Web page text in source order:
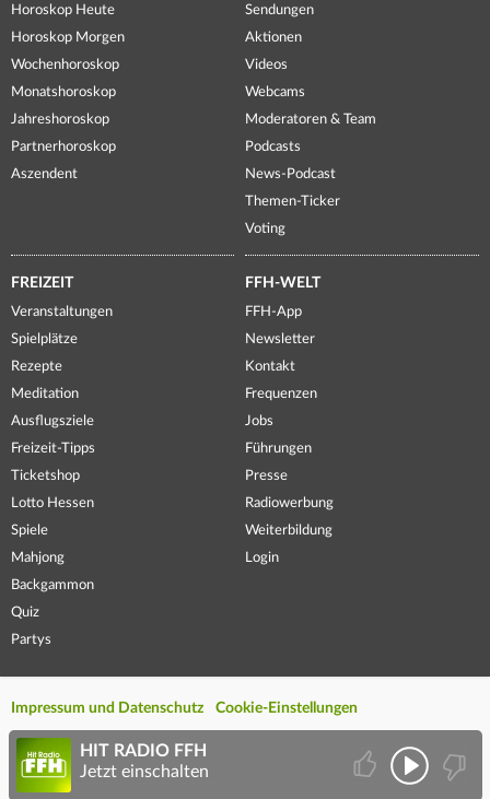
Horoskop Heute
Horoskop Morgen
Wochenhoroskop
Monatshoroskop
Jahreshoroskop
Partnerhoroskop
Aszendent
Sendungen
Aktionen
Videos
Webcams
Moderatoren & Team
Podcasts
News-Podcast
Themen-Ticker
Voting
FREIZEIT
Veranstaltungen
Spielplätze
Rezepte
Meditation
Ausflugsziele
Freizeit-Tipps
Ticketshop
Lotto Hessen
Spiele
Mahjong
Backgammon
Quiz
Partys
FFH-WELT
FFH-App
Newsletter
Kontakt
Frequenzen
Jobs
Führungen
Presse
Radiowerbung
Weiterbildung
Login
Impressum und Datenschutz Cookie-Einstellungen
HIT RADIO FFH
Jetzt einschalten